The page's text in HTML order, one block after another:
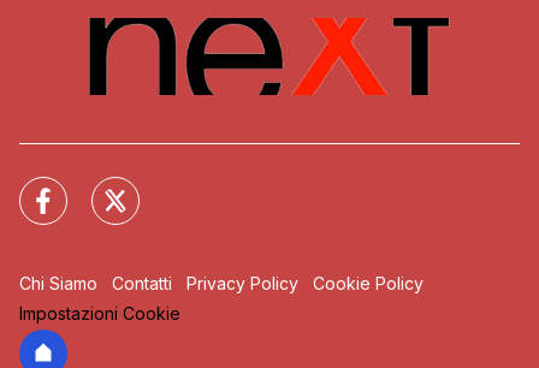
Chi Siamo Contatti Privacy Policy
Cookie Policy
Impostazioni Cookie